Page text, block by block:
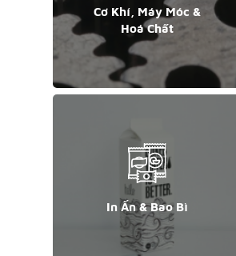
Cơ Khí, Máy Móc &
Hoá Chất
In Ấn & Bao Bì